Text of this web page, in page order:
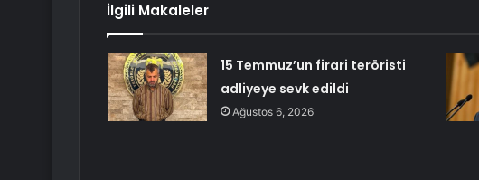
İlgili Makaleler
15 Temmuz’un firari teröristi
adliyeye sevk edildi
Ağustos 6, 2026